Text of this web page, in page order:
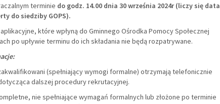
terminie do godz. 14.00 dnia 30 września 2024r (liczy się data
do siedziby GOPS).
które wpłyną do Gminnego Ośrodka Pomocy Społecznej
po upływie terminu do ich składania nie będą rozpatrywane.
(spełniający wymogi formalne) otrzymają telefonicznie
dalszej procedury rekrutacyjnej.
nie spełniające wymagań formalnych lub złożone po terminie